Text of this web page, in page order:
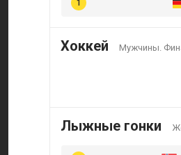
Хоккей Мужчины.
Лыжные гонки